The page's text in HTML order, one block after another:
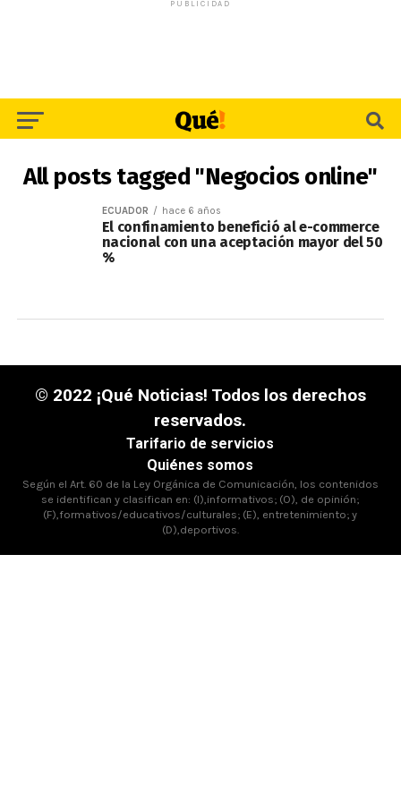
PUBLICIDAD
All posts tagged "Negocios online"
ECUADOR hace 6 años
El confinamiento benefició al e-commerce
nacional con una aceptación mayor del 50
%
© 2022 ¡Qué Noticias! Todos los derechos
reservados.
Tarifario de servicios
Quiénes somos
Según el Art. 60 de la Ley Orgánica de Comunicación, los contenidos
se identifican y clasifican en: (I),informativos; (O), de opinión;
(F),formativos/educativos/culturales; (E), entretenimiento; y
(D),deportivos.